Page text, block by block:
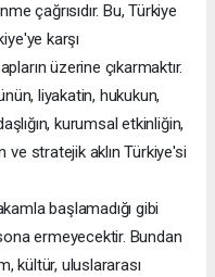
çağrısıdır. Bu, Türkiye
karşı
üzerine çıkarmaktır.
liyakatin, hukukun,
kurumsal etkinliğin,
ve stratejik aklın Türkiye'si
başlamadığı gibi
ermeyecektir. Bundan
kültür, uluslararası